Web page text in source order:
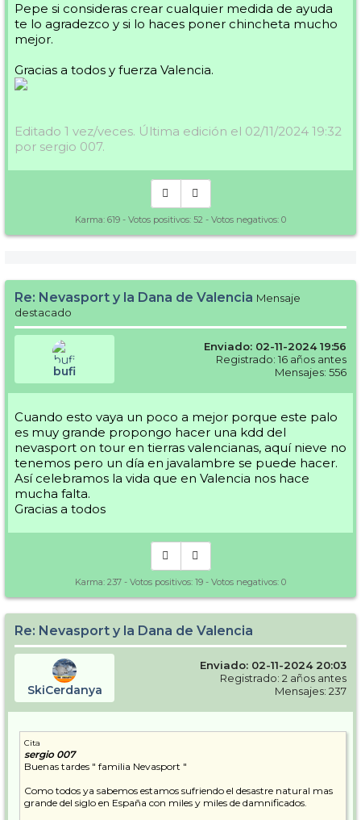
Pepe si consideras crear cualquier medida de ayuda
te lo agradezco y si lo haces poner chincheta mucho
mejor.
Gracias a todos y fuerza Valencia.
Editado 1 vez/veces. Última edición el 02/11/2024 19:32
por sergio 007.
Karma: 619 - Votos positivos: 52 - Votos negativos: 0
Re: Nevasport y la Dana de Valencia Mensaje
destacado
bufi
Enviado: 02-11-2024 19:56
Registrado: 16 años antes
Mensajes: 556
Cuando esto vaya un poco a mejor porque este palo
es muy grande propongo hacer una kdd del
nevasport on tour en tierras valencianas, aquí nieve no
tenemos pero un día en javalambre se puede hacer.
Así celebramos la vida que en Valencia nos hace
mucha falta.
Gracias a todos
Karma: 237 - Votos positivos: 19 - Votos negativos: 0
Re: Nevasport y la Dana de Valencia
SkiCerdanya
Enviado: 02-11-2024 20:03
Registrado: 2 años antes
Mensajes: 237
Cita
sergio 007
Buenas tardes " familia Nevasport "
Como todos ya sabemos estamos sufriendo el desastre natural mas
grande del siglo en España con miles y miles de damnificados.